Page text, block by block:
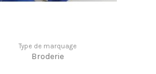
Type de marquage
Broderie